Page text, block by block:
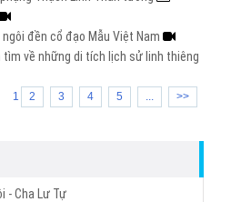
đền cổ đạo Mẫu Việt Nam
tìm về những di tích lịch sử linh thiêng
1 2 3 4 5 ... >>
- Cha Lư Tự